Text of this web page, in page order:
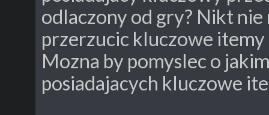
odlaczony od gry? Nikt
przerzucic kluczowe
Mozna by pomyslec o
posiadajacych kluczowe